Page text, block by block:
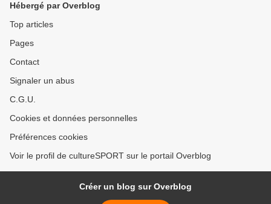
Hébergé par Overblog
Top articles
Pages
Contact
Signaler un abus
C.G.U.
Cookies et données personnelles
Préférences cookies
Voir le profil de cultureSPORT sur le portail Overblog
Créer un blog sur Overblog